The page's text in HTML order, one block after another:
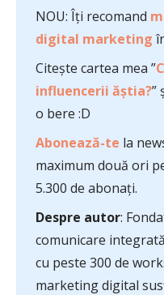
NOU: Îți recomand
digital marketing
Citește cartea mea ”
influencerii ăștia?”
o bere :D
Abonează-te la
maximum două ori
5.300 de abonați.
Despre autor:
comunicare integrată
cu peste 300 de
marketing digital